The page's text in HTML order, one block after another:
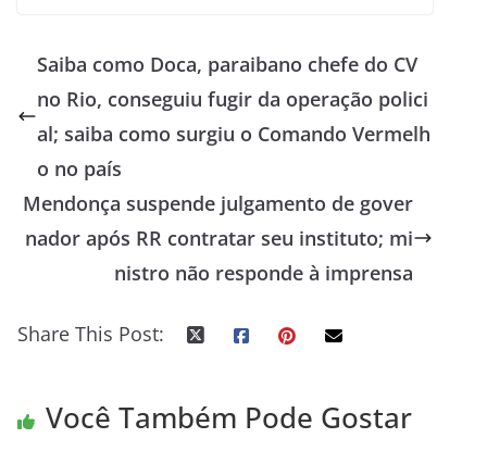
Saiba como Doca, paraibano chefe do CV
no Rio, conseguiu fugir da operação polici
al; saiba como surgiu o Comando Vermelh
o no país
Mendonça suspende julgamento de gover
nador após RR contratar seu instituto; mi
nistro não responde à imprensa
Share This Post:
Você Também Pode Gostar